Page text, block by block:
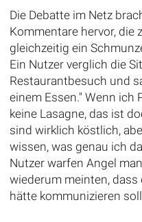
Die Debatte im Netz
Kommentare hervor, die
gleichzeitig ein
Ein Nutzer verglich die
Restaurantbesuch und
einem Essen." Wenn ich
keine Lasagne, das ist
sind wirklich köstlich,
wissen, was genau ich
Nutzer warfen Angel
wiederum meinten,
hätte kommunizieren